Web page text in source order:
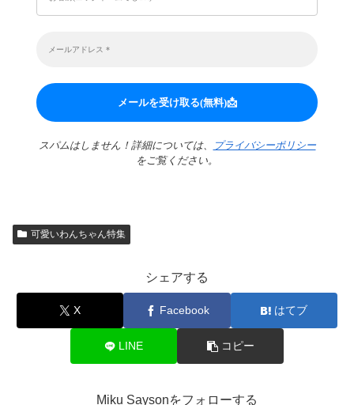
スパムはしません！詳細については、
プライバシーポリシー
をご覧ください。
可愛いわんちゃん特集
シェアする
X Facebook はてブ
LINE コピー
Miku Saysonをフォローする